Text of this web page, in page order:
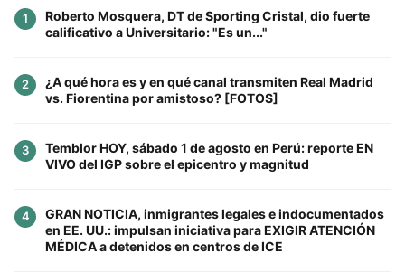
1
Roberto Mosquera, DT de Sporting Cristal, dio fuerte
calificativo a Universitario: "Es un..."
2
¿A qué hora es y en qué canal transmiten Real Madrid
vs. Fiorentina por amistoso? [FOTOS]
3
Temblor HOY, sábado 1 de agosto en Perú: reporte EN
VIVO del IGP sobre el epicentro y magnitud
4
GRAN NOTICIA, inmigrantes legales e indocumentados
en EE. UU.: impulsan iniciativa para EXIGIR ATENCIÓN
MÉDICA a detenidos en centros de ICE